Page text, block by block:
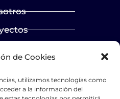
de Cookies
utilizamos tecnologías como
a la información del